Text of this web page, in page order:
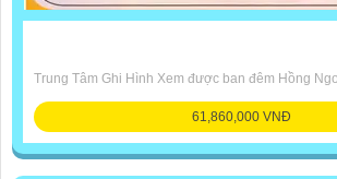
Trung Tâm Ghi Hình Xem được ban đêm Hồng
61,860,000 VNĐ